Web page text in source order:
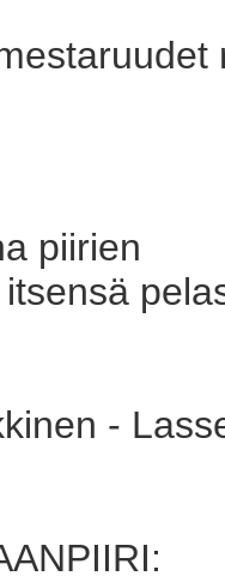
piirien
-